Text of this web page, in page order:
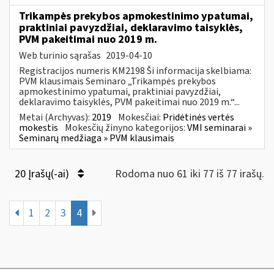
Trikampės prekybos apmokestinimo ypatumai,
praktiniai pavyzdžiai, deklaravimo taisyklės,
PVM pakeitimai nuo 2019 m.
Web turinio sąrašas 2019-04-10
Registracijos numeris KM2198 Ši informacija skelbiama:
PVM klausimais Seminaro „Trikampės prekybos
apmokestinimo ypatumai, praktiniai pavyzdžiai,
deklaravimo taisyklės, PVM pakeitimai nuo 2019 m.“...
Metai (Archyvas): 2019 Mokesčiai: Pridėtinės vertės
mokestis Mokesčių žinyno kategorijos:VMI seminarai »
Seminarų medžiaga » PVM klausimais
20 Įrašų(-ai) Rodoma nuo 61 iki 77 iš 77 irašų.
1 2 3 4